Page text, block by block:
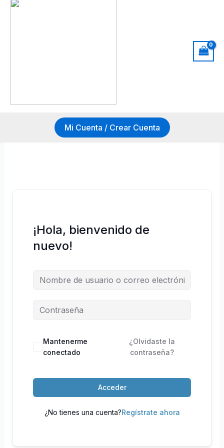
Mi Cuenta / Crear Cuenta
¡Hola, bienvenido de
nuevo!
Mantenerme
conectado
¿Olvidaste la
contraseña?
Acceder
¿No tienes una cuenta?Regístrate ahora